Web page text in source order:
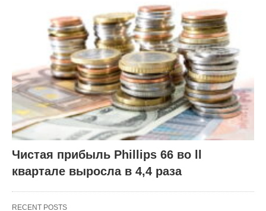
Чистая прибыль Phillips 66 во ll
квартале выросла в 4,4 раза
RECENT POSTS